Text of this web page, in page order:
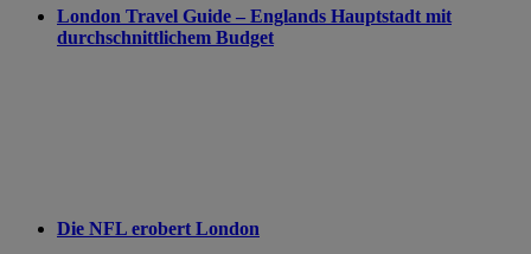
London Travel Guide – Englands Hauptstadt mit
durchschnittlichem Budget
Die NFL erobert London